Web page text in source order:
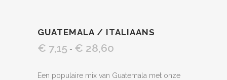
GUATEMALA / ITALIAANS
€ 7,15 - € 28,60
tot
Een populaire mix van Guatemala met onze